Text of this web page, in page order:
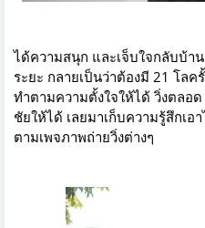
ได้ความสนุก และเจ็บใจกลับบ้า
ระยะ กลายเป็นว่าต้องมี 21 โล
ทำตามความตั้งใจให้ได้ วิ่งตลอ
ชัยให้ได้ เลยมาเก็บความรู้สึกเ
ตามเพจภาพถ่ายวิ่งต่างๆ